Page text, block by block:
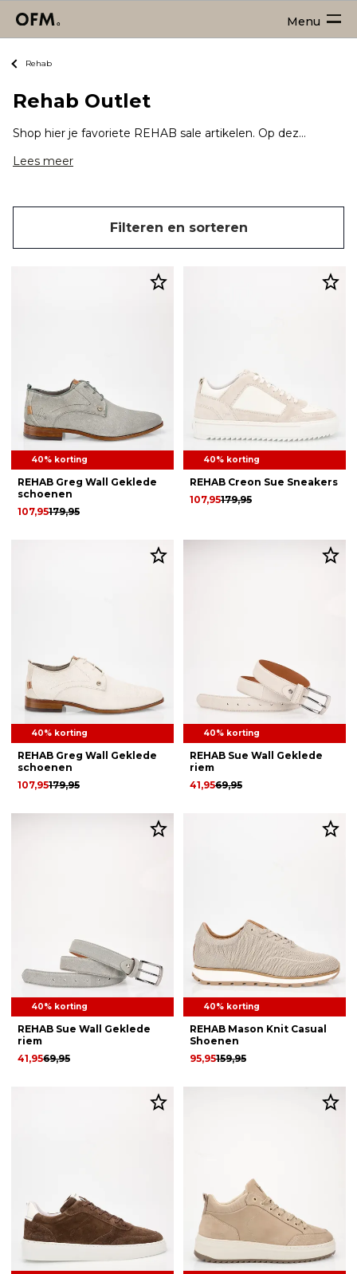
Menu
Rehab
Rehab Outlet
Shop hier je favoriete REHAB sale artikelen. Op deze outlet pagina vind je een groot aanbod aan REHAB schoenen met veel korting!
Lees meer
Filteren en sorteren
40% korting
REHAB Greg Wall Geklede
schoenen
179,95
107,95
40% korting
REHAB Creon Sue Sneakers
179,95
107,95
40% korting
REHAB Greg Wall Geklede
schoenen
179,95
107,95
40% korting
REHAB Sue Wall Geklede
riem
69,95
41,95
40% korting
REHAB Sue Wall Geklede
riem
69,95
41,95
40% korting
REHAB Mason Knit Casual
Shoenen
159,95
95,95